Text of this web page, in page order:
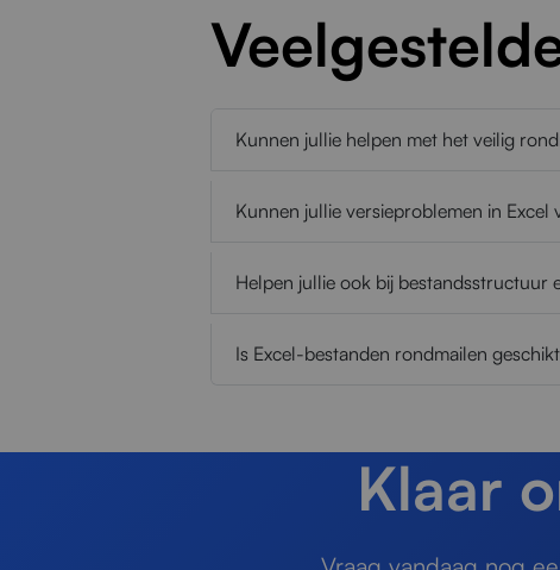
Kunnen jullie helpen met het veilig
Kunnen jullie versieproblemen in Excel
Helpen jullie ook bij bestandsstructuur
Is Excel-bestanden rondmailen
Klaar